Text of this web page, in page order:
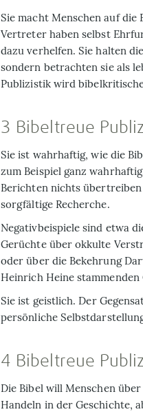
Sie macht Menschen auf die
Vertreter haben selbst
dazu verhelfen. Sie halten
sondern betrachten sie als
Publizistik wird
3 Bibeltreue
Sie ist wahrhaftig, wie die
zum Beispiel ganz
Berichten nichts
sorgfältige Recherche.
Negativbeispiele sind etwa
Gerüchte über okkulte
oder über die Bekehrung
Heinrich Heine stammenden
Sie ist geistlich. Der
persönliche
4 Bibeltreue
Die Bibel will Menschen
Handeln in der Geschichte,